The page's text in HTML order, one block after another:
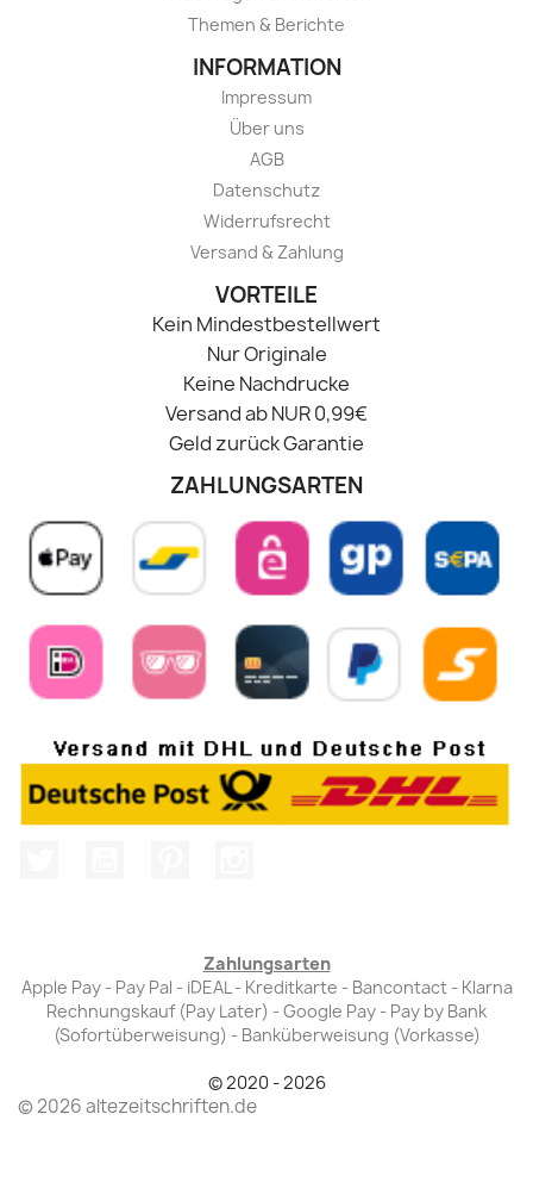
Themen & Berichte
INFORMATION
Impressum
Über uns
AGB
Datenschutz
Widerrufsrecht
Versand & Zahlung
VORTEILE
Kein Mindestbestellwert
Nur Originale
Keine Nachdrucke
Versand ab NUR 0,99€
Geld zurück Garantie
ZAHLUNGSARTEN
Zahlungsarten
Apple Pay - Pay Pal - iDEAL - Kreditkarte - Bancontact - Klarna
Rechnungskauf (Pay Later) - Google Pay - Pay by Bank
(Sofortüberweisung) - Banküberweisung (Vorkasse)
© 2020 - 2026
© 2026 altezeitschriften.de